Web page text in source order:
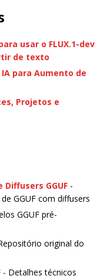
usar o FLUX.1-dev
de texto
para Aumento de
Projetos e
GGUF -
GGUF com diffusers
GGUF pré-
original do
- Detalhes técnicos